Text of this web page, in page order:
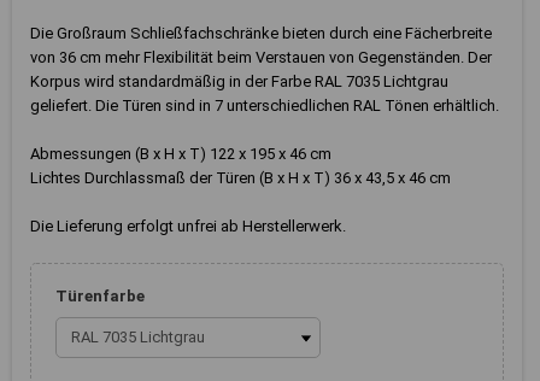
Sie können durch die
Navigation auf die
Registerkarten auf der linken
Einstellungen anzupassen.
Die Großraum Schließfachschränke bieten durch eine Fächerbreite
von 36 cm mehr Flexibilität beim Verstauen von Gegenständen. Der
Korpus wird standardmäßig in der Farbe RAL 7035 Lichtgrau
geliefert. Die Türen sind in 7 unterschiedlichen RAL Tönen erhältlich.
Abmessungen (B x H x T) 122 x 195 x 46 cm
Lichtes Durchlassmaß der Türen (B x H x T) 36 x 43,5 x 46 cm
Die Lieferung erfolgt unfrei ab Herstellerwerk.
Türenfarbe